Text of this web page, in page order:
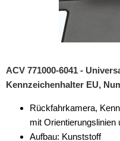
ACV 771000-6041 -
Kennzeichenhalter EU,
Rückfahrkamera,
mit
Aufbau: Kunststoff